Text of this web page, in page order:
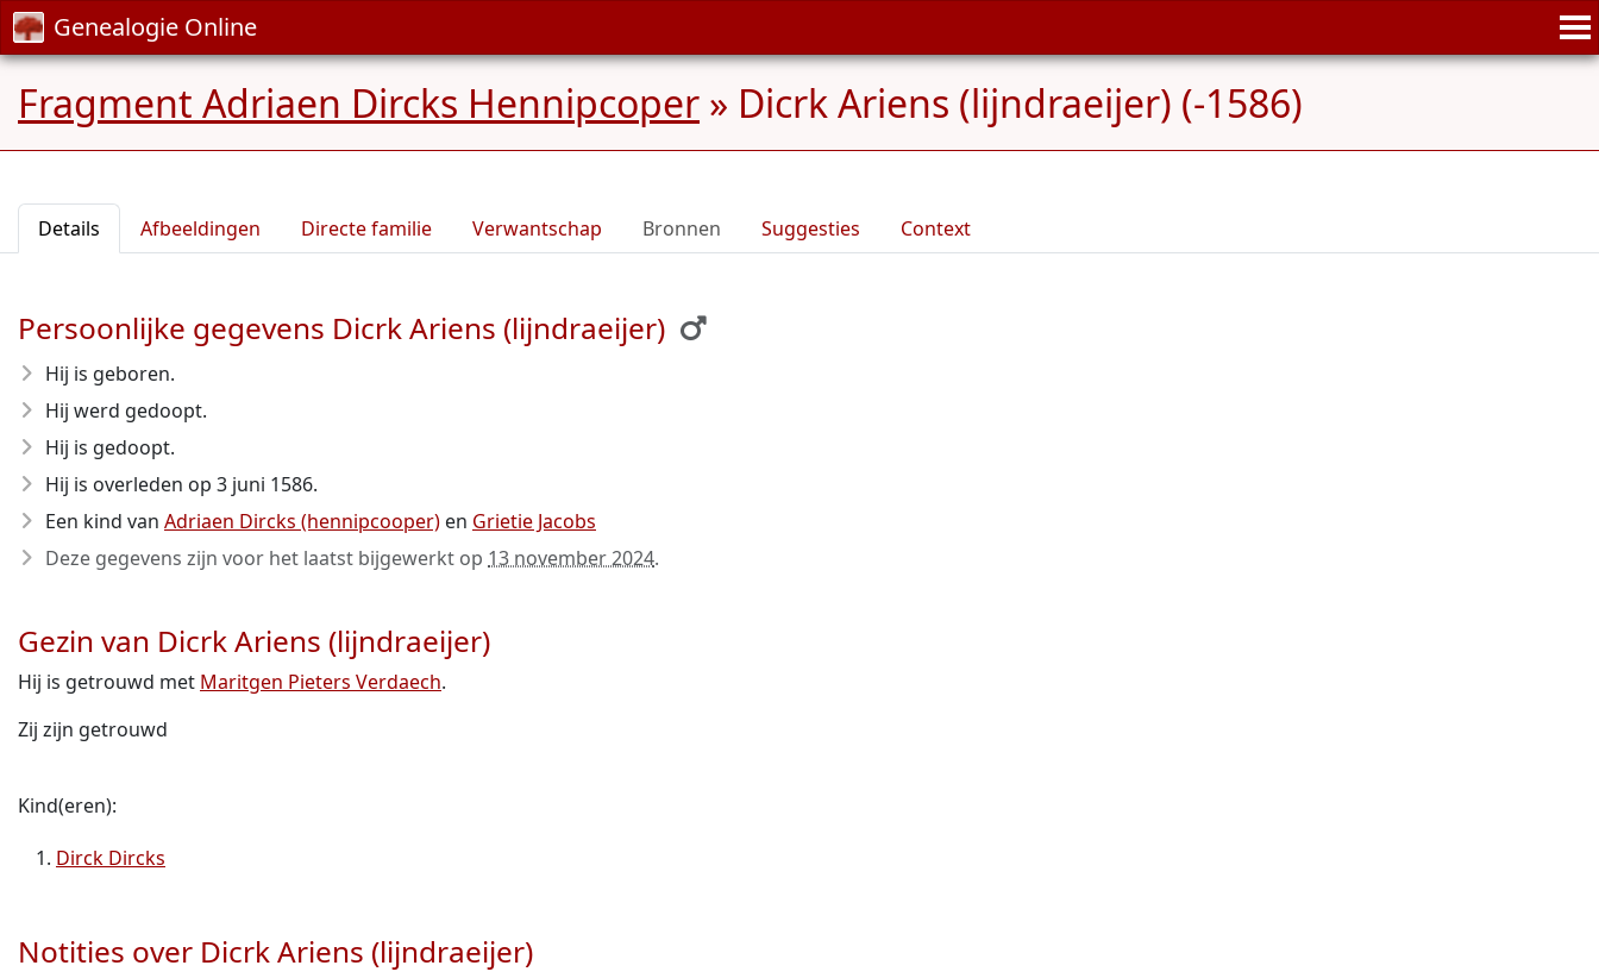
Genealogie Online
Fragment Adriaen Dircks Hennipcoper » Dicrk Ariens (lijndraeijer) (-1586)
Details Afbeeldingen Directe familie Verwantschap Bronnen Suggesties Context
Persoonlijke gegevens Dicrk Ariens (lijndraeijer)
Hij is geboren.
Hij werd gedoopt.
Hij is gedoopt.
Hij is overleden op 3 juni 1586.
Een kind van Adriaen Dircks (hennipcooper) en Grietie Jacobs
Deze gegevens zijn voor het laatst bijgewerkt op 13 november 2024.
Gezin van Dicrk Ariens (lijndraeijer)
Hij is getrouwd met Maritgen Pieters Verdaech.
Zij zijn getrouwd
Kind(eren):
Dirck Dircks
Notities over Dicrk Ariens (lijndraeijer)